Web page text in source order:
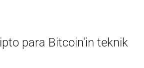
para Bitcoin'in teknik